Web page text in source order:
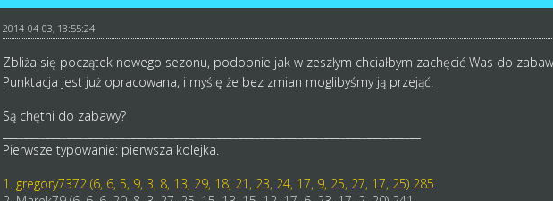
2014-04-03, 13:55:24
Zbliża się początek nowego sezonu, podobnie jak w zeszłym chciałbym zachęcić Was do
Punktacja jest już opracowana, i myślę że bez zmian moglibyśmy ją przejąć.
Są chętni do zabawy?
Pierwsze typowanie: pierwsza kolejka.
1. gregory7372 (6, 6, 5, 9, 3, 8, 13, 29, 18, 21, 23, 24, 17, 9, 25, 27, 17, 25) 285